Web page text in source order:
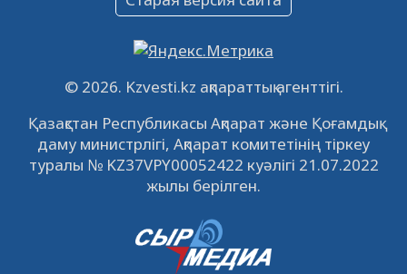
09.12.2022
Свободные рабочие места
встречу с инвесторами в Кызылорде 22
ноября
21.11.2022 14945 0
© 2026. Kzvesti.kz ақпараттық агенттігі.
Қазақстан Республикасы Ақпарат және Қоғамдық
даму министрлігі, Ақпарат комитетінің тіркеу
туралы № KZ37VPY00052422 куәлігі 21.07.2022
жылы берілген.